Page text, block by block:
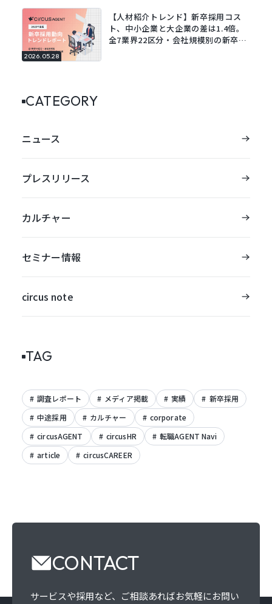
2026.05.28
【人材紹介トレンド】新卒採用コス
ト、中小企業と大企業の差は1.4倍。
全7業界22区分・会社規模別の新卒採
CATEGORY
ニュース
プレスリリース
カルチャー
セミナー情報
circus note
TAG
調査レポート メディア掲載 実績
新卒採用
中途採用
カルチャー
corporate
circusAGENT
circusHR
転職AGENT Navi
article
circusCAREER
CONTACT
サービスや採用など、 ご相談あればお気軽にお問い